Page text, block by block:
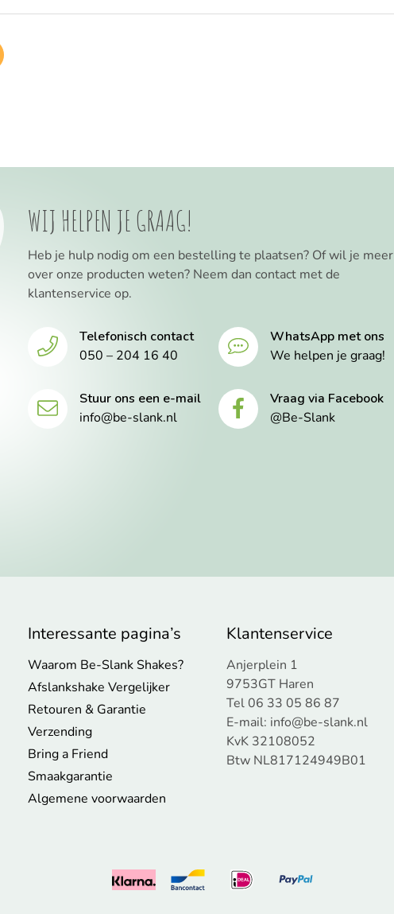
WIJ HELPEN JE GRAAG!
Heb je hulp nodig om een bestelling te plaatsen? Of wil je meer
over onze producten weten? Neem dan contact met de
klantenservice op.
Telefonisch contact
050 – 204 16 40
WhatsApp met ons
We helpen je graag!
Stuur ons een e-mail
info@be-slank.nl
Vraag via Facebook
@Be-Slank
Interessante pagina’s
Waarom Be-Slank Shakes?
Afslankshake Vergelijker
Retouren & Garantie
Verzending
Bring a Friend
Smaakgarantie
Algemene voorwaarden
Klantenservice
Anjerplein 1
9753GT Haren
Tel 06 33 05 86 87
E-mail: info@be-slank.nl
KvK 32108052
Btw NL817124949B01